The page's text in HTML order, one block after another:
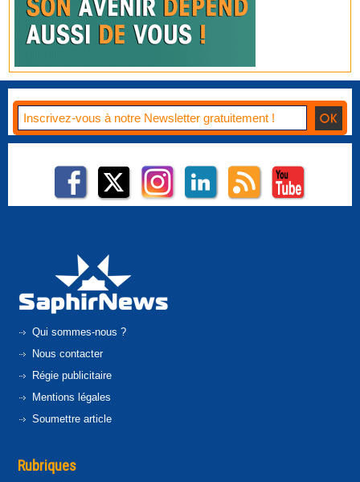
Qui sommes-nous ?
Nous contacter
Régie publicitaire
Mentions légales
Soumettre article
Rubriques